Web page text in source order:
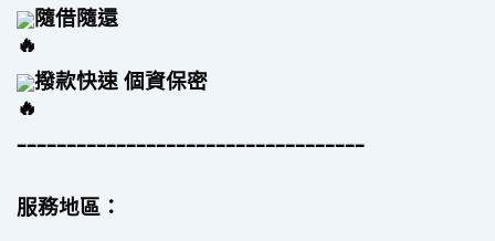
隨借隨還
撥款快速 個資保密
–––––––––––––––––––––––––––––––––––
服務地區：